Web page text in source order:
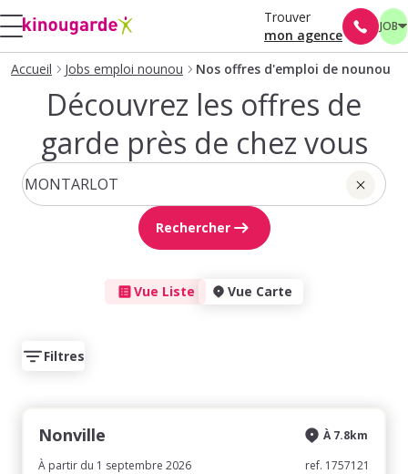
Trouver
mon agence
JOB
Accueil Jobs emploi nounou Nos offres d'emploi de nounou
Découvrez les offres de
garde près de chez vous
Rechercher
Vue Liste Vue Carte
Filtres
Nonville
À partir du 1 septembre 2026
À 7.8km
ref. 1757121